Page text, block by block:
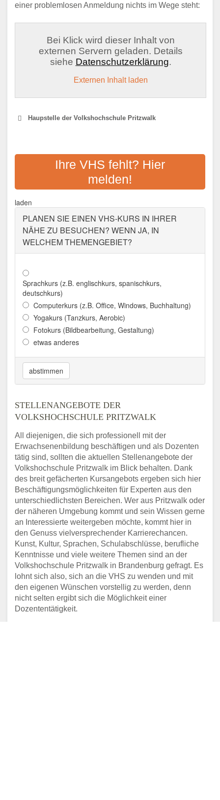
einer problemlosen Anmeldung nichts im Wege steht:
Bei Klick wird dieser Inhalt von
externen Servern geladen. Details
siehe Datenschutzerklärung.
Externen Inhalt laden
Haupstelle der Volkshochschule Pritzwalk
KREISVOLKSHOCHSCHULE
OSTPRIGNITZ-RUPPIN
Alt Ruppiner Allee 39, 16816
Neuruppin
Ihre VHS fehlt? Hier
melden!
laden
PLANEN SIE EINEN VHS-KURS IN IHRER
NÄHE ZU BESUCHEN? WENN JA, IN
WELCHEM THEMENGEBIET?
Sprachkurs (z.B. englischkurs, spanischkurs,
deutschkurs)
Computerkurs (z.B. Office, Windows, Buchhaltung)
Yogakurs (Tanzkurs, Aerobic)
Fotokurs (Bildbearbeitung, Gestaltung)
etwas anderes
abstimmen
STELLENANGEBOTE DER
VOLKSHOCHSCHULE PRITZWALK
All diejenigen, die sich professionell mit der
Erwachsenenbildung beschäftigen und als Dozenten
tätig sind, sollten die aktuellen Stellenangebote der
Volkshochschule Pritzwalk im Blick behalten. Dank
des breit gefächerten Kursangebots ergeben sich hier
Beschäftigungsmöglichkeiten für Experten aus den
unterschiedlichsten Bereichen. Wer aus Pritzwalk oder
der näheren Umgebung kommt und sein Wissen gerne
an Interessierte weitergeben möchte, kommt hier in
den Genuss vielversprechender Karrierechancen.
Kunst, Kultur, Sprachen, Schulabschlüsse, berufliche
Kenntnisse und viele weitere Themen sind an der
Volkshochschule Pritzwalk in Brandenburg gefragt. Es
lohnt sich also, sich an die VHS zu wenden und mit
den eigenen Wünschen vorstellig zu werden, denn
nicht selten ergibt sich die Möglichkeit einer
Dozententätigkeit.